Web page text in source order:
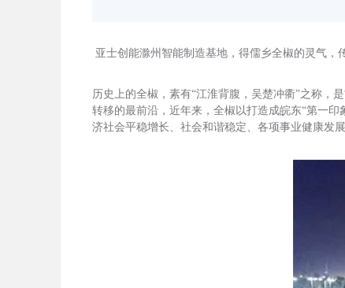
亚士创能滁州智能制造基地，得儒乡全椒的灵气，
历史上的全椒，素有“江淮背腹，吴楚冲衢”之称，
转移的最前沿，近年来，全椒以打造成皖东“第一
济社会平稳增长、社会和谐稳定、各项事业健康发展